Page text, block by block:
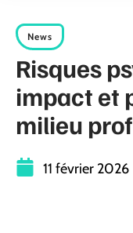
News
Risques
impact et
milieu
11 février 2026